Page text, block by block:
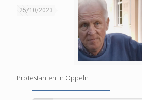
25/10/2023
Protestanten in Oppeln